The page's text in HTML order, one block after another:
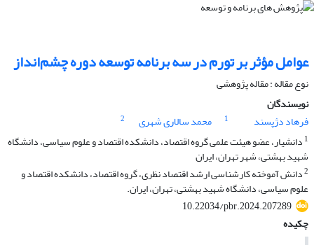
عوامل مؤثر بر تورم در سه برنامه توسعه دوره چشم‌انداز
نوع مقاله : مقاله پژوهشی
نویسندگان
فرهاد دژپسند
1 محمد سالاری شهری
2
1 دانشیار، عضو هیئت علمی گروه اقتصاد، دانشکده اقتصاد و علوم سیاسی، دانشگاه
شهید بهشتی، شهر تهران، ایران
2دانش آموخته کارشناسی ارشد اقتصاد نظری، گروه اقتصاد، دانشکده اقتصاد و
علوم سیاسی، دانشگاه شهید بهشتی، تهران، ایران.
10.22034/pbr.2024.207289
چکیده